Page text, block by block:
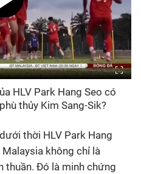
HLV Park Hang Seo có
thủy Kim Sang-Sik?
thời HLV Park Hang
không chỉ là
thuần. Đó là minh chứng